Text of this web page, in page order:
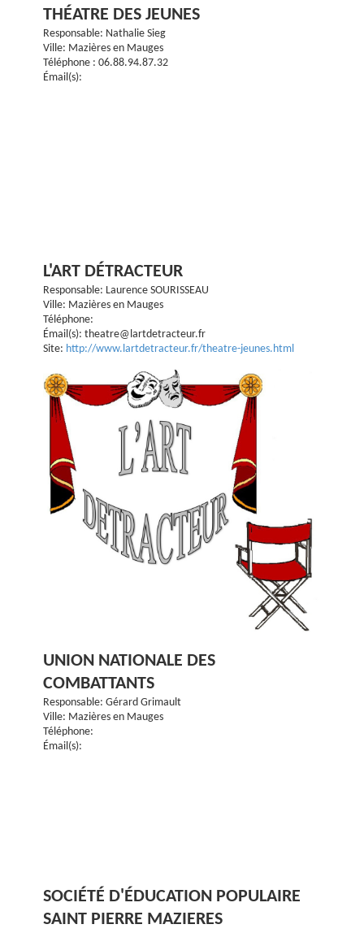
THÉATRE DES JEUNES
Responsable: Nathalie Sieg
Ville: Mazières en Mauges
Téléphone : 06.88.94.87.32
Émail(s):
L'ART DÉTRACTEUR
Responsable: Laurence SOURISSEAU
Ville: Mazières en Mauges
Téléphone:
Émail(s): theatre@lartdetracteur.fr
Site: http://www.lartdetracteur.fr/theatre-jeunes.html
UNION NATIONALE DES
COMBATTANTS
Responsable: Gérard Grimault
Ville: Mazières en Mauges
Téléphone:
Émail(s):
SOCIÉTÉ D'ÉDUCATION POPULAIRE
SAINT PIERRE MAZIERES